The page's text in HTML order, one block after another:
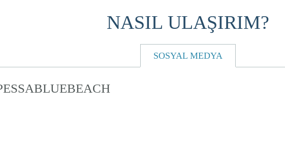
NASIL ULAŞIRIM?
SOSYAL MEDYA